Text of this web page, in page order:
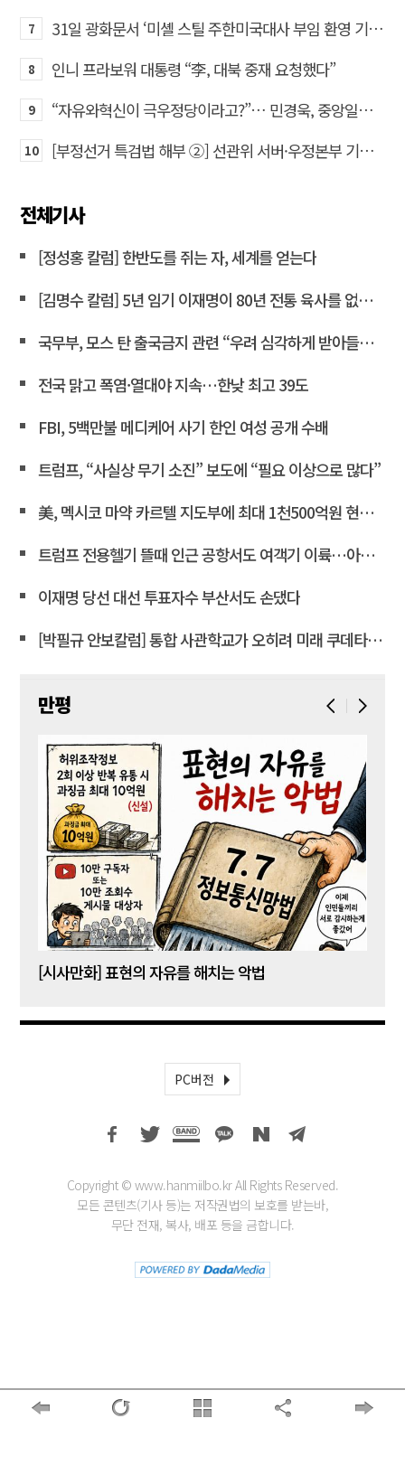
7 31일 광화문서 ‘미셸 스틸 주한미국대사 부임 환영 기자회견’… 80여 개 단체 집결
8 인니 프라보워 대통령 “李, 대북 중재 요청했다”
9 “자유와혁신이 극우정당이라고?”… 민경욱, 중앙일보 직격
10 [부정선거 특검법 해부 ②] 선관위 서버·우정본부 기록까지…‘증거를 끌어오는 칼’
전체기사
[정성홍 칼럼] 한반도를 쥐는 자, 세계를 얻는다
[김명수 칼럼] 5년 임기 이재명이 80년 전통 육사를 없앤다?
국무부, 모스 탄 출국금지 관련 “우려 심각하게 받아들인다”
전국 맑고 폭염·열대야 지속…한낮 최고 39도
FBI, 5백만불 메디케어 사기 한인 여성 공개 수배
트럼프, “사실상 무기 소진” 보도에 “필요 이상으로 많다”
美, 멕시코 마약 카르텔 지도부에 최대 1천500억원 현상금
트럼프 전용헬기 뜰때 인근 공항서도 여객기 이륙…아찔한 순간
이재명 당선 대선 투표자수 부산서도 손댔다
[박필규 안보칼럼] 통합 사관학교가 오히려 미래 쿠데타의 통로가 되는 이유
만평
[시사만화] 표현의 자유를 해치는 악법
PC버전
Copyright © www.hanmiilbo.kr All Rights Reserved.
모든 콘텐츠(기사 등)는 저작권법의 보호를 받는바,
무단 전재, 복사, 배포 등을 금합니다.